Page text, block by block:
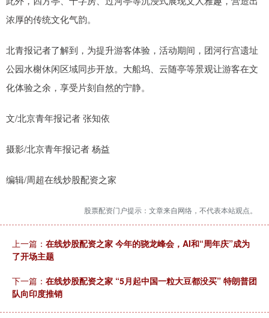
浓厚的传统文化气韵。
北青报记者了解到，为提升游客体验，活动期间，团河行宫遗址
公园水榭休闲区域同步开放。大船坞、云随亭等景观让游客在文
化体验之余，享受片刻自然的宁静。
文/北京青年报记者 张知依
摄影/北京青年报记者 杨益
编辑/周超在线炒股配资之家
股票配资门户提示：文章来自网络，不代表本站观点。
上一篇： 在线炒股配资之家 今年的骁龙峰会，AI和“周年庆”成为
了开场主题
下一篇： 在线炒股配资之家 “5月起中国一粒大豆都没买” 特朗普团
队向印度推销